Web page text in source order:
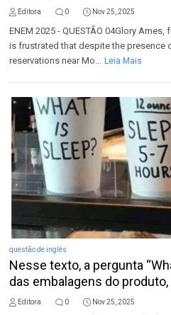
Editora 0 Nov 25, 2025
ENEM 2025 - QUESTÃO 04Glory
is frustrated that despite the presence
reservations near Mo... Leia Mais
questão de inglês
Nesse texto, a pergunta
das embalagens do
Editora 0 Nov 25, 2025